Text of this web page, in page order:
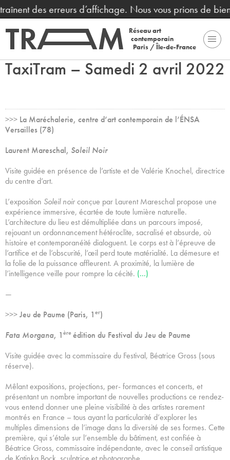
des erreurs d’affichage. Nous vous prions de
Réseau art
contemporain
Paris / Île-de-France
TaxiTram – Samedi 2 avril 2022
>>> La Maréchalerie, centre d’art contemporain de l’ÉNSA
Versailles (78)
Laurent Mareschal, Soleil Noir
Visite guidée en présence de l’artiste et de Valérie Knochel, directrice
du centre d’art.
L’exposition Soleil noirconçue par Laurent Mareschal propose une
expérience immersive, écartée de toute lumière naturelle.
L’architecture du lieu est démultipliée dans un parcours imposé,
rejouant un ordonnancement hétéroclite, sacralisé et absurde, où
histoire et contemporanéité dialoguent. Le corps est à l’épreuve de
l’artifice et de l’obscurité, l’œil perd toute matérialité. La démesure et
la folie de la puissance affleurent. A proximité, la lumière de
l’intelligence veille pour rompre la cécité. (…)
—
>>>Jeu de Paume (Paris, 1er)
Fata Morgana, 1èreédition du Festival du Jeu de Paume
Visite guidée avec la commissaire du Festival, Béatrice Gross (sous
réserve).
Mêlant expositions, projections, per- formances et concerts, et
présentant un nombre important de nouvelles productions ce rendez-
vous entend donner une pleine visibilité à des artistes rarement
montrés en France – tous ayant la particularité d’explorer les
multiples dimensions de l’image dans la diversité de ses formes. Cette
première, qui s’étale sur l’ensemble du bâtiment, est confiée à
Béatrice Gross, commissaire indépendante, avec le conseil artistique